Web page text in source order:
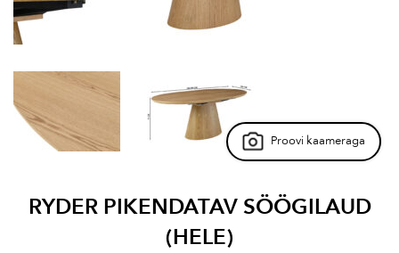
Proovi kaameraga
RYDER PIKENDATAV SÖÖGILAUD
(HELE)